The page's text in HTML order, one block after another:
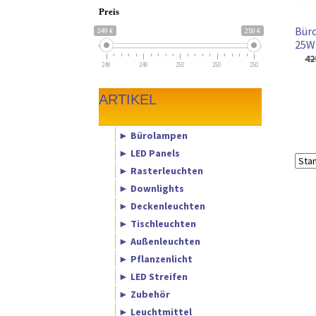
Preis
249 € 250 €
249 249 250 250 250
ARTIKEL
► Bürolampen
► LED Panels
► Rasterleuchten
► Downlights
► Deckenleuchten
► Tischleuchten
► Außenleuchten
► Pflanzenlicht
► LED Streifen
► Zubehör
► Leuchtmittel